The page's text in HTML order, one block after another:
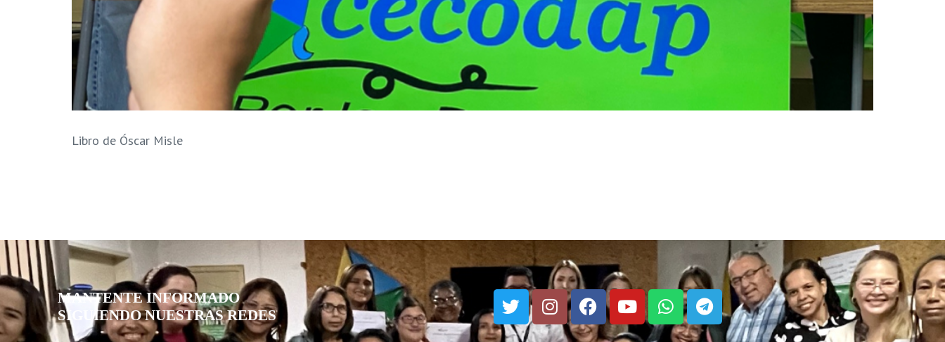
Libro de Óscar Misle
MANTENTE INFORMADO
SIGUIENDO NUESTRAS REDES